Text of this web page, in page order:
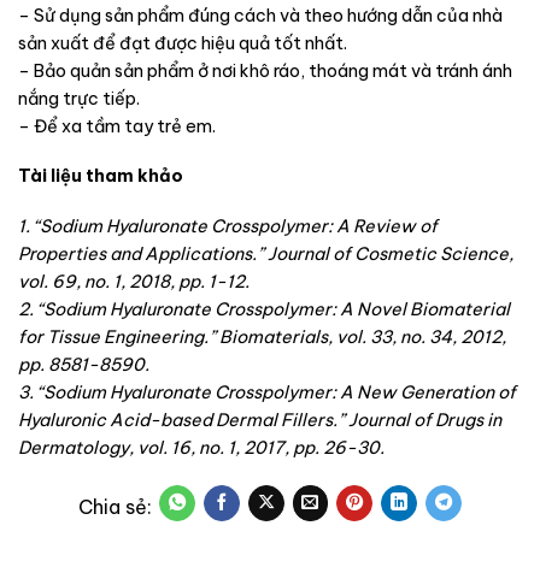
– Sử dụng sản phẩm đúng cách và theo hướng dẫn của nhà
sản xuất để đạt được hiệu quả tốt nhất.
– Bảo quản sản phẩm ở nơi khô ráo, thoáng mát và tránh ánh
nắng trực tiếp.
– Để xa tầm tay trẻ em.
Tài liệu tham khảo
1. “Sodium Hyaluronate Crosspolymer: A Review of
Properties and Applications.” Journal of Cosmetic Science,
vol. 69, no. 1, 2018, pp. 1-12.
2. “Sodium Hyaluronate Crosspolymer: A Novel Biomaterial
for Tissue Engineering.” Biomaterials, vol. 33, no. 34, 2012,
pp. 8581-8590.
3. “Sodium Hyaluronate Crosspolymer: A New Generation of
Hyaluronic Acid-based Dermal Fillers.” Journal of Drugs in
Dermatology, vol. 16, no. 1, 2017, pp. 26-30.